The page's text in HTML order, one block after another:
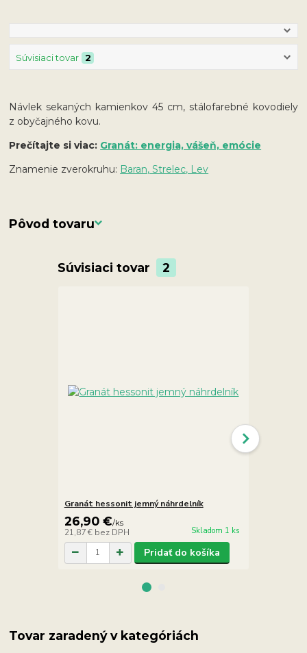
Súvisiaci tovar 2
Návlek sekaných kamienkov 45 cm, stálofarebné kovodiely
z obyčajného kovu.
Prečítajte si viac: Granát: energia, vášeň, emócie
Znamenie zverokruhu: Baran, Strelec, Lev
Pôvod tovaru
Súvisiaci tovar 2
Granát hessonit jemný náhrdelník
26,90 €/ks
21,87 € bez DPH Skladom 1 ks
Pridať do košíka
Tovar zaradený v kategóriách